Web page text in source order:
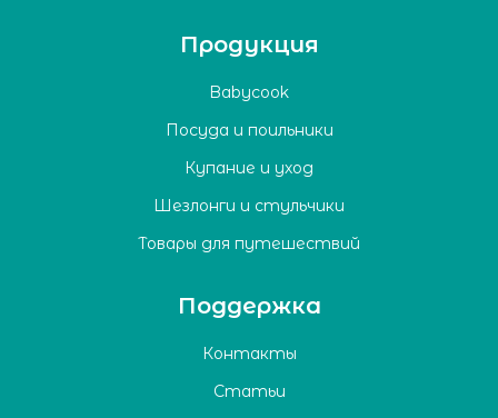
Продукция
Babycook
Посуда и поильники
Купание и уход
Шезлонги и стульчики
Товары для путешествий
Поддержка
Контакты
Статьи